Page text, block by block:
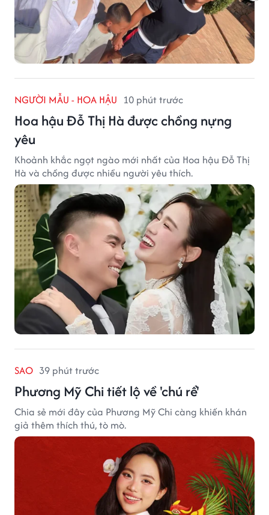
NGƯỜI MẪU - HOA HẬU 10 phút trước
Hoa hậu Đỗ Thị Hà được chồng nựng
yêu
Khoảnh khắc ngọt ngào mới nhất của Hoa hậu Đỗ Thị
Hà và chồng được nhiều người yêu thích.
SAO 39 phút trước
Phương Mỹ Chi tiết lộ về 'chú rể'
Chia sẻ mới đây của Phương Mỹ Chi càng khiến khán
giả thêm thích thú, tò mò.